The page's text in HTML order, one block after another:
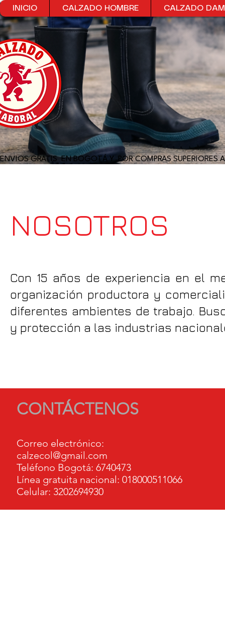
INICIO CALZADO HOMBRE CALZADO
ENVIOS GRATIS  EN BOGOTÁ Y  POR COMPRAS SUPERIORES
NOSOTROS
Con 15 años de experiencia en el
organización productora y
diferentes ambientes de trabajo.
y protección a las industrias
CONTÁCTENOS
Correo electrónico:
calzecol@gmail.com
Teléfono Bogotá: 6740473
Línea gratuita nacional: 018000511066
Celular: 3202694930